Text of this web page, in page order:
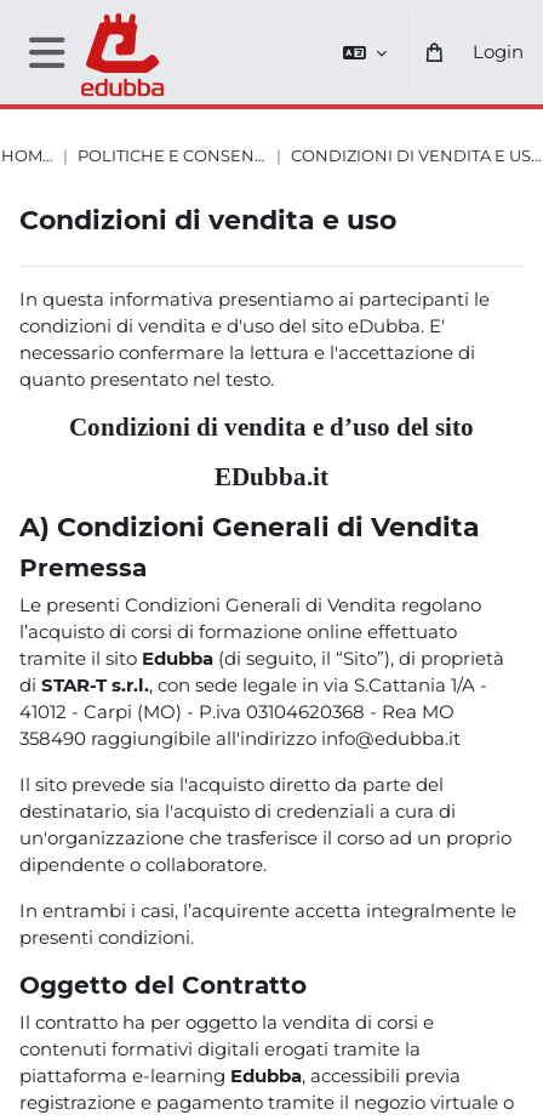
Vai al contenuto principale
Pannello laterale
Login
HOME POLITICHE E CONSENSI CONDIZIONI DI VENDITA E USO
Blocchi
Blocchi
Blocchi
Blocchi
Condizioni di vendita e uso
In questa informativa presentiamo ai partecipanti le
condizioni di vendita e d'uso del sito eDubba. E'
necessario confermare la lettura e l'accettazione di
quanto presentato nel testo.
Condizioni di vendita e d’uso del sito
EDubba.it
A) Condizioni Generali di Vendita
Premessa
Le presenti Condizioni Generali di Vendita regolano
l’acquisto di corsi di formazione online effettuato
tramite il sito Edubba (di seguito, il “Sito”), di proprietà
di STAR-T s.r.l., con sede legale in via S.Cattania 1/A -
41012 - Carpi (MO) - P.iva 03104620368 - Rea MO
358490 raggiungibile all'indirizzo info@edubba.it
Il sito prevede sia l'acquisto diretto da parte del
destinatario, sia l'acquisto di credenziali a cura di
un'organizzazione che trasferisce il corso ad un proprio
dipendente o collaboratore.
In entrambi i casi, l’acquirente accetta integralmente le
presenti condizioni.
Oggetto del Contratto
Il contratto ha per oggetto la vendita di corsi e
contenuti formativi digitali erogati tramite la
piattaforma e-learning Edubba, accessibili previa
registrazione e pagamento tramite il negozio virtuale o